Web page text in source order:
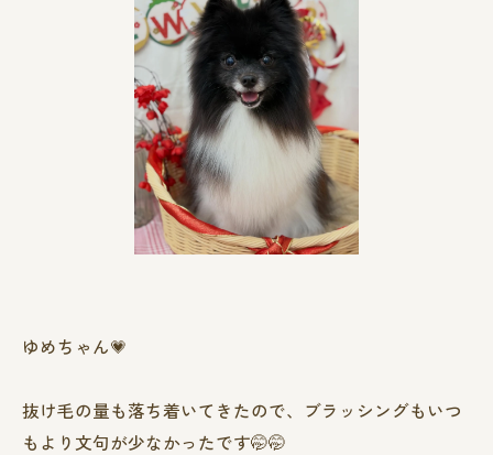
ゆめちゃん💗
抜け毛の量も落ち着いてきたので、ブラッシングもいつ
もより文句が少なかったです🤭🤭